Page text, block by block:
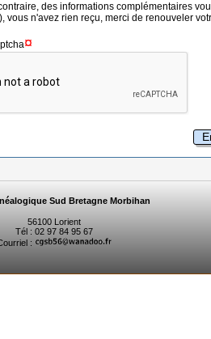
des informations complémentaires
vous n'avez rien reçu, merci de renouveler
¤
Sud Bretagne Morbihan
56100 Lorient
Tél : 02 97 84 95 67
: